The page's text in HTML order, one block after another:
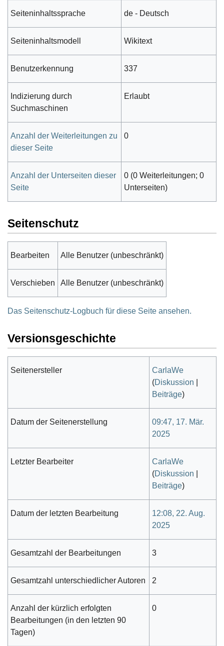
Seiteninhaltssprache de - Deutsch
Seiteninhaltsmodell Wikitext
Benutzerkennung 337
Indizierung durch
Suchmaschinen
Erlaubt
Anzahl der Weiterleitungen zu
dieser Seite
0
Anzahl der Unterseiten dieser
Seite
0 (0 Weiterleitungen; 0
Unterseiten)
Seitenschutz
Bearbeiten Alle Benutzer (unbeschränkt)
Verschieben Alle Benutzer (unbeschränkt)
Das Seitenschutz-Logbuch für diese Seite ansehen.
Versionsgeschichte
Seitenersteller
CarlaWe
(Diskussion
Beiträge)
Datum der Seitenerstellung
09:47, 17. Mär.
2025
Letzter Bearbeiter
CarlaWe
(Diskussion
Beiträge)
Datum der letzten Bearbeitung
12:08, 22. Aug.
2025
Gesamtzahl der Bearbeitungen 3
Gesamtzahl unterschiedlicher Autoren 2
Anzahl der kürzlich erfolgten
Bearbeitungen (in den letzten 90
Tagen)
0